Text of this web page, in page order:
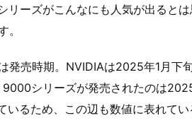
ーズがこんなにも人気が出ると
。
発売時期。NVIDIAは2025年1月下
シリーズが発売されたのは
るため、この辺も数値に表れてい